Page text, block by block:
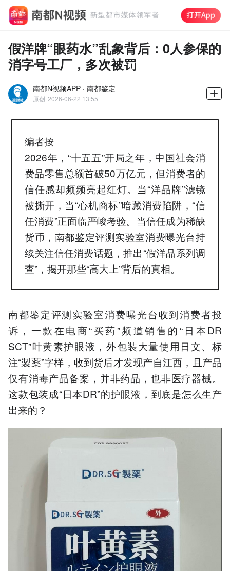
假洋牌“眼药水”乱象背后：0人参保的
消字号工厂，多次被罚
南都N视频APP · 南都鉴定
原创 2026-06-22 13:55
编者按
2026年，“十五五”开局之年，中国社会消
费品零售总额首破50万亿元，但消费者的
信任感却频频亮起红灯。当“洋品牌”滤镜
被撕开，当“心机商标”暗藏消费陷阱，“信
任消费”正面临严峻考验。当信任成为稀缺
货币，南都鉴定评测实验室消费曝光台持
续关注信任消费话题，推出“假洋品系列调
查”，揭开那些“高大上”背后的真相。
南都鉴定评测实验室消费曝光台收到消费者投
诉，一款在电商“买药”频道销售的“日本DR
SCT”叶黄素护眼液，外包装大量使用日文、标
注“製薬”字样，收到货后才发现产自江西，且产品
仅有消毒产品备案，并非药品，也非医疗器械。
这款包装成“日本DR”的护眼液，到底是怎么生产
出来的？